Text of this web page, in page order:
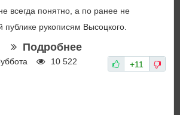
всегда понятно, а по ранее не
рукописям Высоцкого.
Подробнее
10 522 +11